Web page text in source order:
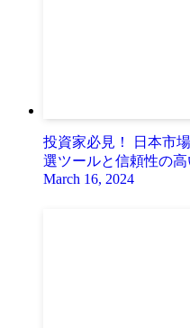
投資家必見！ 日本市
選ツールと信頼性の
March 16, 2024